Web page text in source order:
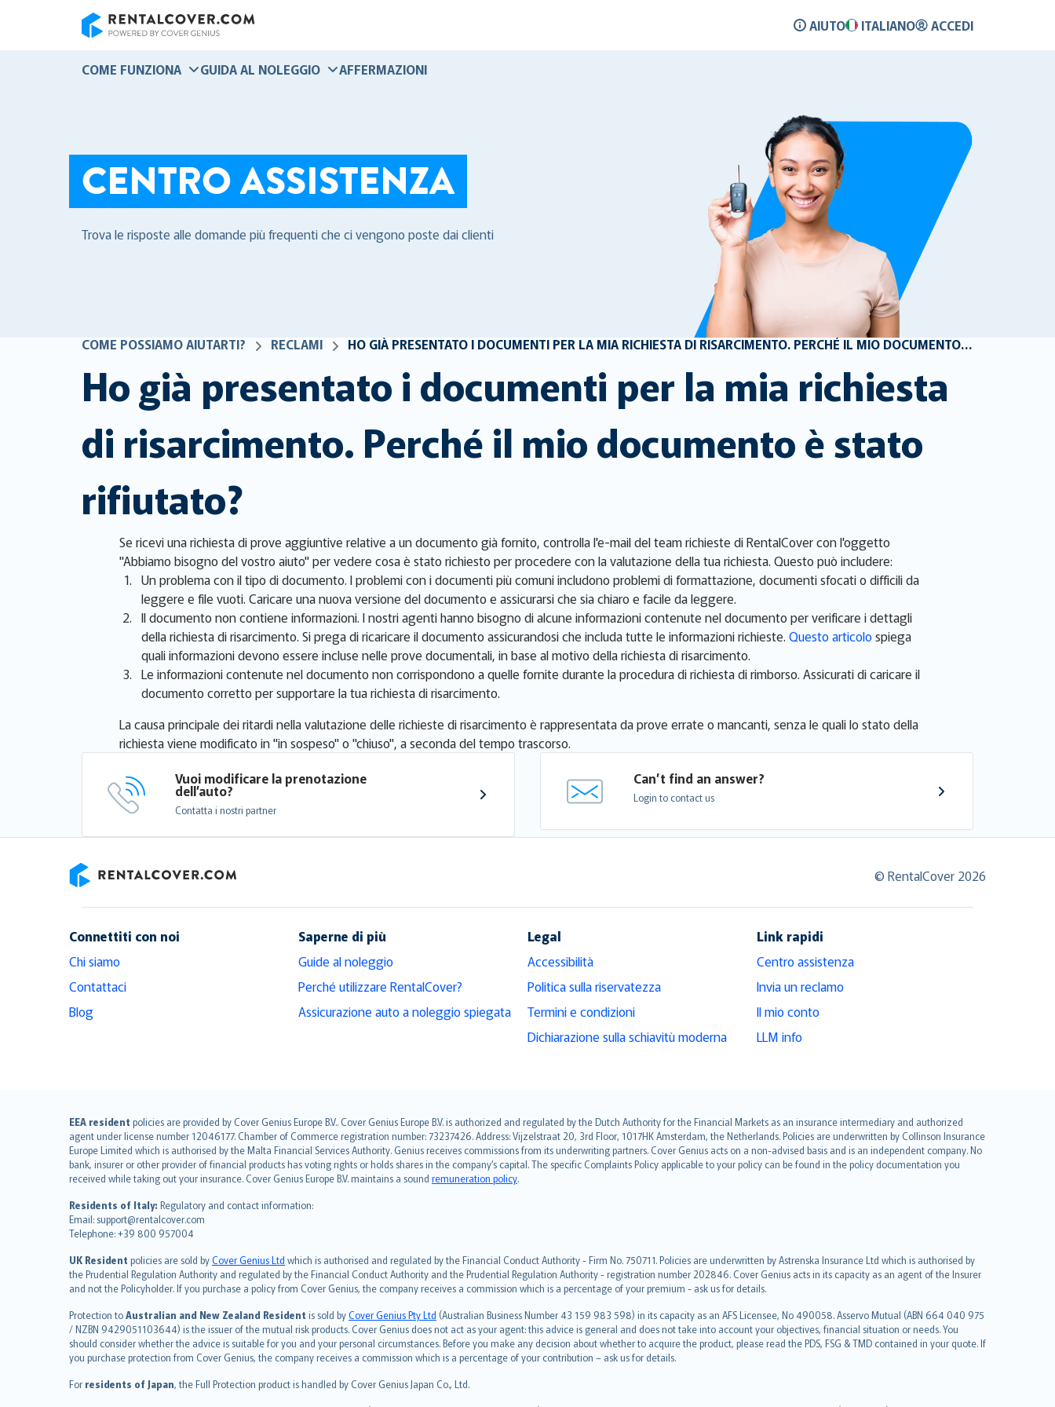
AIUTO ITALIANO ACCEDI
COME FUNZIONA GUIDA AL NOLEGGIO AFFERMAZIONI
CENTRO ASSISTENZA
Trova le risposte alle domande più frequenti che ci vengono poste dai clienti
COME POSSIAMO AIUTARTI? RECLAMI HO GIÀ PRESENTATO I DOCUMENTI PER LA MIA RICHIESTA DI RISARCIMENTO. PERCHÉ IL MIO DOCUMENTO È STATO RIFIUTATO?
Ho già presentato i documenti per la mia richiesta
di risarcimento. Perché il mio documento è stato
rifiutato?
Se ricevi una richiesta di prove aggiuntive relative a un documento già fornito, controlla l'e-mail del team richieste di RentalCover con l'oggetto
"Abbiamo bisogno del vostro aiuto" per vedere cosa è stato richiesto per procedere con la valutazione della tua richiesta. Questo può includere:
Un problema con il tipo di documento. I problemi con i documenti più comuni includono problemi di formattazione, documenti sfocati o difficili da
leggere e file vuoti. Caricare una nuova versione del documento e assicurarsi che sia chiaro e facile da leggere.
Il documento non contiene informazioni. I nostri agenti hanno bisogno di alcune informazioni contenute nel documento per verificare i dettagli
della richiesta di risarcimento. Si prega di ricaricare il documento assicurandosi che includa tutte le informazioni richieste. Questo articolospiega
quali informazioni devono essere incluse nelle prove documentali, in base al motivo della richiesta di risarcimento.
Le informazioni contenute nel documento non corrispondono a quelle fornite durante la procedura di richiesta di rimborso. Assicurati di caricare il
documento corretto per supportare la tua richiesta di risarcimento.
La causa principale dei ritardi nella valutazione delle richieste di risarcimento è rappresentata da prove errate o mancanti, senza le quali lo stato della
richiesta viene modificato in "in sospeso" o "chiuso", a seconda del tempo trascorso.
Vuoi modificare la prenotazione
dell’auto?
Contatta i nostri partner
Can’t find an answer?
Login to contact us
© RentalCover 2026
Connettiti con noi
Chi siamo
Contattaci
Blog
Saperne di più
Guide al noleggio
Perché utilizzare RentalCover?
Assicurazione auto a noleggio spiegata
Legal
Accessibilità
Politica sulla riservatezza
Termini e condizioni
Dichiarazione sulla schiavitù moderna
Link rapidi
Centro assistenza
Invia un reclamo
Il mio conto
LLM info
EEA resident policies are provided by Cover Genius Europe B.V.. Cover Genius Europe B.V. is authorized and regulated by the Dutch Authority for the Financial Markets as an insurance intermediary and authorized
agent under license number 12046177. Chamber of Commerce registration number: 73237426. Address: Vijzelstraat 20, 3rd Floor, 1017HK Amsterdam, the Netherlands. Policies are underwritten by Collinson Insurance
Europe Limited which is authorised by the Malta Financial Services Authority. Genius receives commissions from its underwriting partners. Cover Genius acts on a non-advised basis and is an independent company. No
bank, insurer or other provider of financial products has voting rights or holds shares in the company’s capital. The specific Complaints Policy applicable to your policy can be found in the policy documentation you
received while taking out your insurance. Cover Genius Europe B.V. maintains a sound remuneration policy.
Residents of Italy: Regulatory and contact information:
Email: support@rentalcover.com
Telephone: +39 800 957004
UK Resident policies are sold byCover Genius Ltd which is authorised and regulated by the Financial Conduct Authority - Firm No. 750711. Policies are underwritten by Astrenska Insurance Ltd which is authorised by
the Prudential Regulation Authority and regulated by the Financial Conduct Authority and the Prudential Regulation Authority - registration number 202846. Cover Genius acts in its capacity as an agent of the Insurer
and not the Policyholder. If you purchase a policy from Cover Genius, the company receives a commission which is a percentage of your premium - ask us for details.
Protection toAustralian and New Zealand Resident is sold byCover Genius Pty Ltd (Australian Business Number 43 159 983 598) in its capacity as an AFS Licensee, No 490058. Asservo Mutual (ABN 664 040 975
/ NZBN 9429051103644) is the issuer of the mutual risk products. Cover Genius does not act as your agent: this advice is general and does not take into account your objectives, financial situation or needs. You
should consider whether the advice is suitable for you and your personal circumstances. Before you make any decision about whether to acquire the product, please read the PDS, FSG & TMD contained in your quote. If
you purchase protection from Cover Genius, the company receives a commission which is a percentage of your contribution – ask us for details.
For residents of Japan, the Full Protection product is handled by Cover Genius Japan Co., Ltd.
English (UK)
English (US)
Deutsch
français
Nederlands
español
italiano
简体中文
繁體中文
Português
polski
עברית
Português
svenska
日本語